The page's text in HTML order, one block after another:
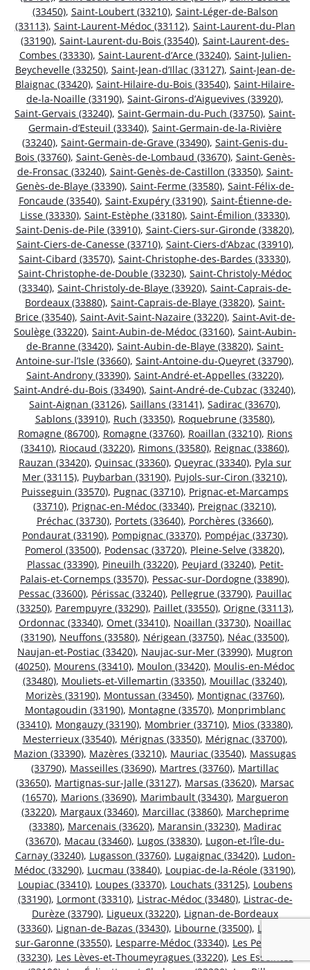
(33450), Saint-Loubert (33210), Saint-Léger-de-Balson
(33113), Saint-Laurent-Médoc (33112), Saint-Laurent-du-Plan
(33190), Saint-Laurent-du-Bois (33540), Saint-Laurent-des-
Combes (33330), Saint-Laurent-d’Arce (33240), Saint-Julien-
Beychevelle (33250), Saint-Jean-d’Illac (33127), Saint-Jean-de-
Blaignac (33420), Saint-Hilaire-du-Bois (33540), Saint-Hilaire-
de-la-Noaille (33190), Saint-Girons-d’Aiguevives (33920),
Saint-Gervais (33240), Saint-Germain-du-Puch (33750), Saint-
Germain-d’Esteuil (33340), Saint-Germain-de-la-Rivière
(33240), Saint-Germain-de-Grave (33490), Saint-Genis-du-
Bois (33760), Saint-Genès-de-Lombaud (33670), Saint-Genès-
de-Fronsac (33240), Saint-Genès-de-Castillon (33350), Saint-
Genès-de-Blaye (33390), Saint-Ferme (33580), Saint-Félix-de-
Foncaude (33540), Saint-Exupéry (33190), Saint-Étienne-de-
Lisse (33330), Saint-Estèphe (33180), Saint-Émilion (33330),
Saint-Denis-de-Pile (33910), Saint-Ciers-sur-Gironde (33820),
Saint-Ciers-de-Canesse (33710), Saint-Ciers-d’Abzac (33910),
Saint-Cibard (33570), Saint-Christophe-des-Bardes (33330),
Saint-Christophe-de-Double (33230), Saint-Christoly-Médoc
(33340), Saint-Christoly-de-Blaye (33920), Saint-Caprais-de-
Bordeaux (33880), Saint-Caprais-de-Blaye (33820), Saint-
Brice (33540), Saint-Avit-Saint-Nazaire (33220), Saint-Avit-de-
Soulège (33220), Saint-Aubin-de-Médoc (33160), Saint-Aubin-
de-Branne (33420), Saint-Aubin-de-Blaye (33820), Saint-
Antoine-sur-l’Isle (33660), Saint-Antoine-du-Queyret (33790),
Saint-Androny (33390), Saint-André-et-Appelles (33220),
Saint-André-du-Bois (33490), Saint-André-de-Cubzac (33240),
Saint-Aignan (33126), Saillans (33141), Sadirac (33670),
Sablons (33910), Ruch (33350), Roquebrune (33580),
Romagne (86700), Romagne (33760), Roaillan (33210), Rions
(33410), Riocaud (33220), Rimons (33580), Reignac (33860),
Rauzan (33420), Quinsac (33360), Queyrac (33340), Pyla sur
Mer (33115), Puybarban (33190), Pujols-sur-Ciron (33210),
Puisseguin (33570), Pugnac (33710), Prignac-et-Marcamps
(33710), Prignac-en-Médoc (33340), Preignac (33210),
Préchac (33730), Portets (33640), Porchères (33660),
Pondaurat (33190), Pompignac (33370), Pompéjac (33730),
Pomerol (33500), Podensac (33720), Pleine-Selve (33820),
Plassac (33390), Pineuilh (33220), Peujard (33240), Petit-
Palais-et-Cornemps (33570), Pessac-sur-Dordogne (33890),
Pessac (33600), Périssac (33240), Pellegrue (33790), Pauillac
(33250), Parempuyre (33290), Paillet (33550), Origne (33113),
Ordonnac (33340), Omet (33410), Noaillan (33730), Noaillac
(33190), Neuffons (33580), Nérigean (33750), Néac (33500),
Naujan-et-Postiac (33420), Naujac-sur-Mer (33990), Mugron
(40250), Mourens (33410), Moulon (33420), Moulis-en-Médoc
(33480), Mouliets-et-Villemartin (33350), Mouillac (33240),
Morizès (33190), Montussan (33450), Montignac (33760),
Montagoudin (33190), Montagne (33570), Monprimblanc
(33410), Mongauzy (33190), Mombrier (33710), Mios (33380),
Mesterrieux (33540), Mérignas (33350), Mérignac (33700),
Mazion (33390), Mazères (33210), Mauriac (33540), Massugas
(33790), Masseilles (33690), Martres (33760), Martillac
(33650), Martignas-sur-Jalle (33127), Marsas (33620), Marsac
(16570), Marions (33690), Marimbault (33430), Margueron
(33220), Margaux (33460), Marcillac (33860), Marcheprime
(33380), Marcenais (33620), Maransin (33230), Madirac
(33670), Macau (33460), Lugos (33830), Lugon-et-l’Île-du-
Carnay (33240), Lugasson (33760), Lugaignac (33420), Ludon-
Médoc (33290), Lucmau (33840), Loupiac-de-la-Réole (33190),
Loupiac (33410), Loupes (33370), Louchats (33125), Loubens
(33190), Lormont (33310), Listrac-Médoc (33480), Listrac-de-
Durèze (33790), Ligueux (33220), Lignan-de-Bordeaux
(33360), Lignan-de-Bazas (33430), Libourne (33500), Lestiac-
sur-Garonne (33550), Lesparre-Médoc (33340), Les Peintures
(33230), Les Lèves-et-Thoumeyragues (33220), Les Esseintes